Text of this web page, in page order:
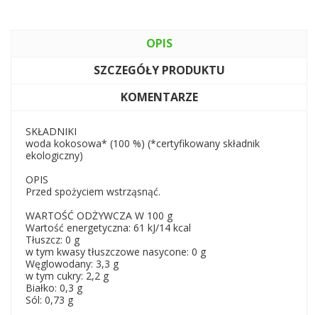
OPIS
SZCZEGÓŁY PRODUKTU
KOMENTARZE
SKŁADNIKI
woda kokosowa* (100 %) (*certyfikowany składnik
ekologiczny)
OPIS
Przed spożyciem wstrząsnąć.
WARTOŚĆ ODŻYWCZA W 100 g
Wartość energetyczna: 61 kJ/14 kcal
Tłuszcz: 0 g
w tym kwasy tłuszczowe nasycone: 0 g
Węglowodany: 3,3 g
w tym cukry: 2,2 g
Białko: 0,3 g
Sól: 0,73 g